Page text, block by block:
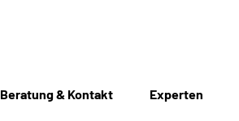
Beratung & Kontakt Experten